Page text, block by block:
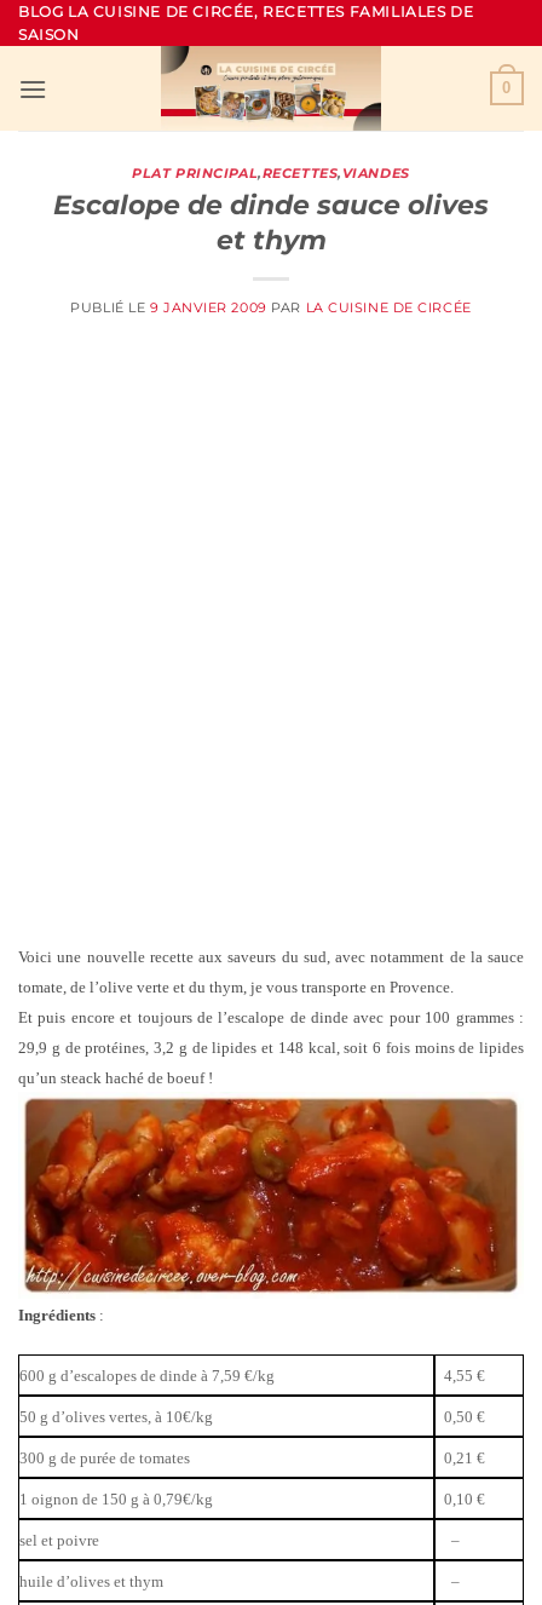
Passer
au
BLOG LA CUISINE DE CIRCÉE, RECETTES FAMILIALES DE
SAISON
0
PLAT PRINCIPAL,RECETTES, VIANDES
Escalope de dinde sauce olives
et thym
PUBLIÉ LE 9 JANVIER 2009 PAR LA CUISINE DE CIRCÉE
Voici une nouvelle recette aux saveurs du sud, avec notamment de la sauce
tomate, de l’olive verte et du thym, je vous transporte en Provence.
Et puis encore et toujours de l’escalope de dinde avec pour 100 grammes :
29,9 g de protéines, 3,2 g de lipides et 148 kcal, soit 6 fois moins de lipides
qu’un steack haché de boeuf !
Ingrédients :
600 g d’escalopes de dinde à 7,59 €/kg 4,55 €
50 g d’olives vertes, à 10€/kg 0,50 €
300 g de purée de tomates 0,21 €
1 oignon de 150 g à 0,79€/kg 0,10 €
sel et poivre –
huile d’olives et thym –